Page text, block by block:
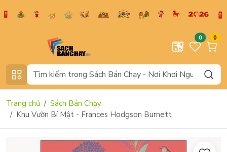
0 0
Trang chủ
Sách Bán Chạy
Khu Vườn Bí Mật - Frances Hodgson Burnett